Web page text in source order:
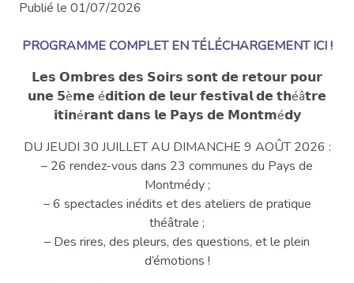
Publié le 01/07/2026
PROGRAMME COMPLET EN TÉLÉCHARGEMENT ICI !
𝗟𝗲𝘀 𝗢𝗺𝗯𝗿𝗲𝘀 𝗱𝗲𝘀 𝗦𝗼𝗶𝗿𝘀 𝘀𝗼𝗻𝘁 𝗱𝗲 𝗿𝗲𝘁𝗼𝘂𝗿 𝗽𝗼𝘂𝗿
𝘂𝗻𝗲 𝟱è𝗺𝗲 é𝗱𝗶𝘁𝗶𝗼𝗻 𝗱𝗲 𝗹𝗲𝘂𝗿 𝗳𝗲𝘀𝘁𝗶𝘃𝗮𝗹 𝗱𝗲 𝘁𝗵éâ𝘁𝗿𝗲
𝗶𝘁𝗶𝗻é𝗿𝗮𝗻𝘁 𝗱𝗮𝗻𝘀 𝗹𝗲 𝗣𝗮𝘆𝘀 𝗱𝗲 𝗠𝗼𝗻𝘁𝗺é𝗱𝘆
DU JEUDI 30 JUILLET AU DIMANCHE 9 AOÛT 2026 :
– 26 rendez-vous dans 23 communes du Pays de
Montmédy ;
– 6 spectacles inédits et des ateliers de pratique
théâtrale ;
– Des rires, des pleurs, des questions, et le plein
d’émotions !